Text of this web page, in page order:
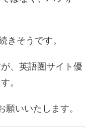
きそうです。
、英語圏サイト優
。
いいたします。